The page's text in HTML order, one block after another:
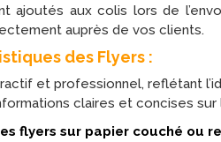
ajoutés aux colis lors de
auprès de vos clients.
des Flyers :
et professionnel, reflétant
claires et concises
flyers sur papier couché ou